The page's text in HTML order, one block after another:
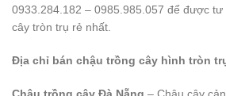
0933.284.182 – 0985.985.057 để được tư
cây tròn trụ rẻ nhất.
Địa chỉ bán chậu trồng cây hình tròn